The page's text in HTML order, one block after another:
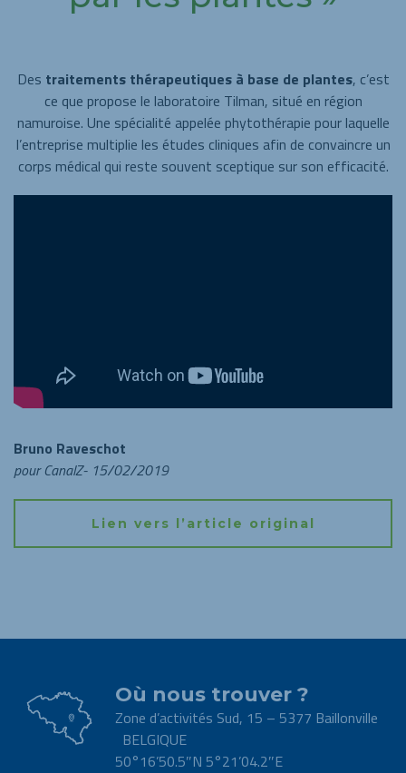
Des traitements thérapeutiques à base de plantes, c’est
ce que propose le laboratoire Tilman, situé en région
namuroise. Une spécialité appelée phytothérapie pour laquelle
l’entreprise multiplie les études cliniques afin de convaincre un
corps médical qui reste souvent sceptique sur son efficacité.
Bruno Raveschot
pour CanalZ- 15/02/2019
Lien vers l’article original
Où nous trouver ?
Zone d’activités Sud, 15 – 5377 Baillonville
BELGIQUE
50°16’50.5″N 5°21’04.2″E